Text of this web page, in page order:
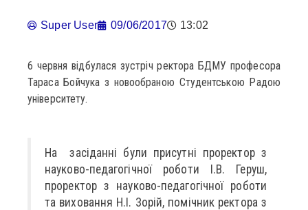
Super User 09/06/2017 13:02
6 червня відбулася зустріч ректора БДМУ професора
Тараса Бойчука з новообраною Студентською Радою
університету.
На засіданні були присутні проректор з
науково-педагогічної роботи І.В. Геруш,
проректор з науково-педагогічної роботи
та виховання Н.І. Зорій, помічник ректора з